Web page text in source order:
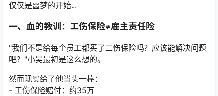
仅仅是噩梦的开始...
一、血的教训：工伤保险≠雇主责任险
"我们不是给每个员工都买了工伤保险吗？应该能解决问题
吧？"小吴最初是这么想的。
然而现实给了他当头一棒：
- 工伤保险赔付：约35万